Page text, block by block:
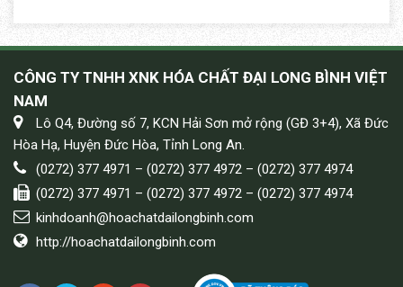
CÔNG TY TNHH XNK HÓA CHẤT ĐẠI LONG BÌNH VIỆT
NAM
Lô Q4, Đường số 7, KCN Hải Sơn mở rộng (GĐ 3+4), Xã Đức
Hòa Hạ, Huyện Đức Hòa, Tỉnh Long An.
(0272) 377 4971 – (0272) 377 4972 – (0272) 377 4974
(0272) 377 4971 – (0272) 377 4972 – (0272) 377 4974
kinhdoanh@hoachatdailongbinh.com
http://hoachatdailongbinh.com